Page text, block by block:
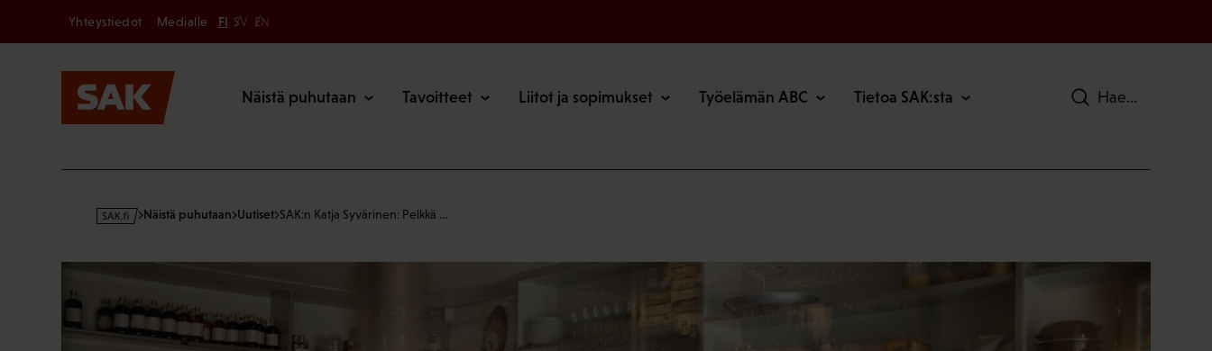
Secondary
Yhteystiedot Medialle FI SV EN
Näistä puhutaan Tavoitteet Liitot ja sopimukset Työelämän ABC Tietoa SAK:sta Hae
s
Näistä puhutaan Uutiset SAK:n Katja Syvärinen: Pelkkä …